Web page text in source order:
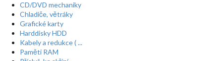
CD/DVD mechaniky
Chladiče, větráky
Grafické karty
Harddisky HDD
Kabely a redukce ( ...
Paměti RAM